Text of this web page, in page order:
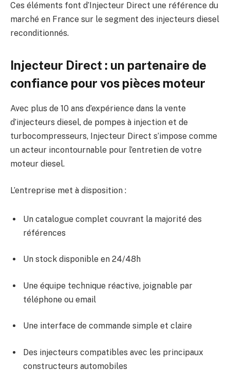
Ces éléments font d’Injecteur Direct une référence du
marché en France sur le segment des injecteurs diesel
reconditionnés.
Injecteur Direct : un partenaire de
confiance pour vos pièces moteur
Avec plus de 10 ans d’expérience dans la vente
d’injecteurs diesel, de pompes à injection et de
turbocompresseurs, Injecteur Direct s’impose comme
un acteur incontournable pour l’entretien de votre
moteur diesel.
L’entreprise met à disposition :
Un catalogue complet couvrant la majorité des
références
Un stock disponible en 24/48h
Une équipe technique réactive, joignable par
téléphone ou email
Une interface de commande simple et claire
Des injecteurs compatibles avec les principaux
constructeurs automobiles